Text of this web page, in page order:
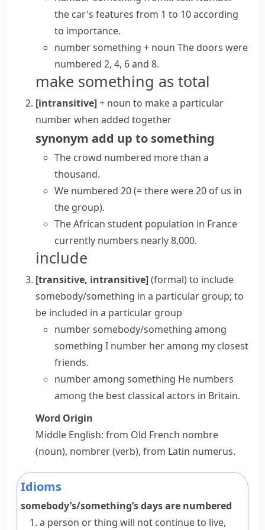
the car's features from 1 to 10 according
to importance.
number something + noun The doors were
numbered 2, 4, 6 and 8.
make something as total
[intransitive]+ noun to make a particular
number when added together
synonym add up to something
The crowd numbered more than a
thousand.
We numbered 20(= there were 20 of us in
the group).
The African student population in France
currently numbers nearly 8,000.
include
[transitive, intransitive](formal)to include
somebody/something in a particular group; to
be included in a particular group
number somebody/something among
something I number her among my closest
friends.
number among something He numbers
among the best classical actors in Britain.
Word Origin
Middle English: from Old French nombre
(noun), nombrer(verb), from Latin numerus.
Idioms
somebody’s/something’s days are numbered
a person or thing will not continue to live,